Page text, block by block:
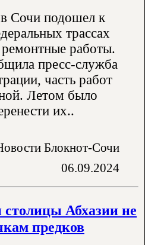
в Сочи подошел к
трассах
работы.
пресс-служба
часть работ
Летом было
их..
Блокнот-Сочи
06.09.2024
столицы Абхазии не
предков